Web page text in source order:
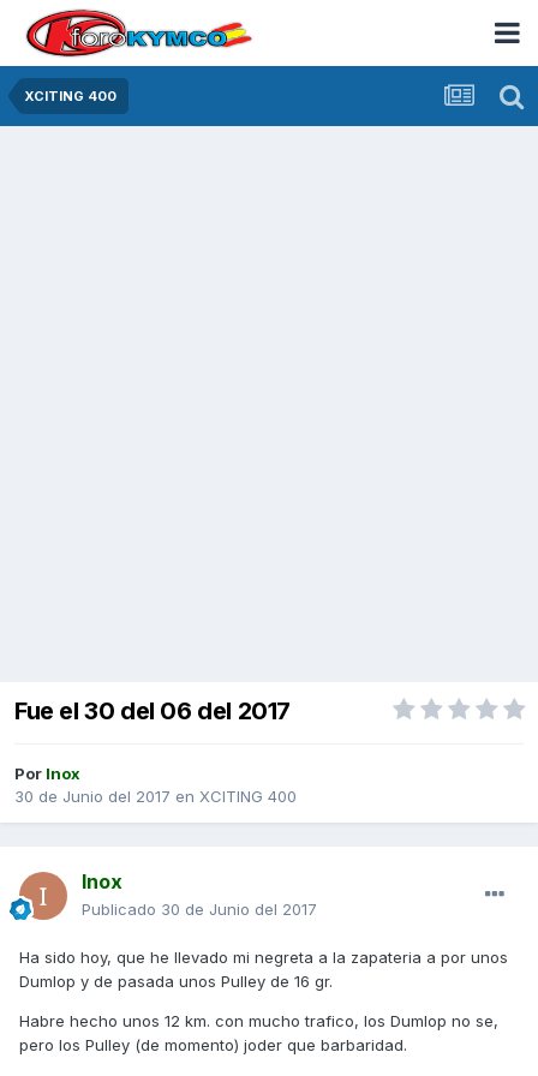
XCITING 400
Fue el 30 del 06 del 2017
Por Inox
30 de Junio del 2017 en XCITING 400
Inox
Publicado 30 de Junio del 2017
Ha sido hoy, que he llevado mi negreta a la zapateria a por unos
Dumlop y de pasada unos Pulley de 16 gr.
Habre hecho unos 12 km. con mucho trafico, los Dumlop no se,
pero los Pulley (de momento) joder que barbaridad.